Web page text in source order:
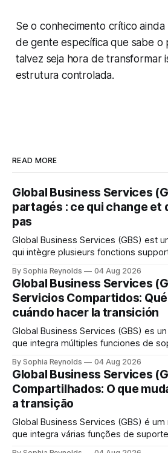
Se o conhecimento crítico
de gente específica que sabe o
talvez seja hora de transformar
estrutura controlada.
READ MORE
Global Business Services
partagés : ce qui change et
pas
Global Business Services (GBS) est
qui intègre plusieurs fonctions
toutes les unités métier, dans le cadre
gouvernance unique. Un centre de
sert généralement une fonction ou
By Sophia Reynolds 04 Aug 2026
Global Business Services
Servicios Compartidos:
cuándo hacer la transición
Global Business Services (GBS) es
que integra múltiples funciones de
presta servicio a todas las unidades
sola estructura de gobernanza. Un
compartidos (SSC) suele atender una
By Sophia Reynolds 04 Aug 2026
Global Business Services
Compartilhados: O que
a transição
Global Business Services (GBS) é
que integra várias funções de